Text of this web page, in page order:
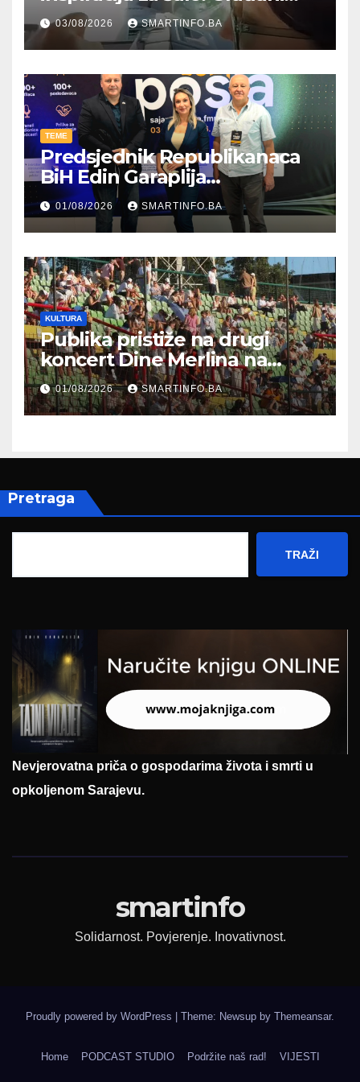
kroz parodiju poslali poruku
03/08/2026 SMARTINFO.BA
TEME
Predsjednik Republikanaca
BiH Edin Garaplija
prisustvovao prezentaciji
Federalnog sajma
zapošljavanja
01/08/2026 SMARTINFO.BA
KULTURA
Publika pristiže na drugi
koncert Dine Merlina na
Koševu
01/08/2026 SMARTINFO.BA
Pretraga
TRAŽI
Nevjerovatna priča o gospodarima života i smrti u
opkoljenom Sarajevu.
smartinfo
Solidarnost. Povjerenje. Inovativnost.
Proudly powered by WordPress Theme: Newsup by Themeansar.
Home PODCAST STUDIO Podržite naš rad! VIJESTI